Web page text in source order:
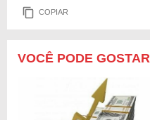
COPIAR
VOCÊ PODE GOSTAR